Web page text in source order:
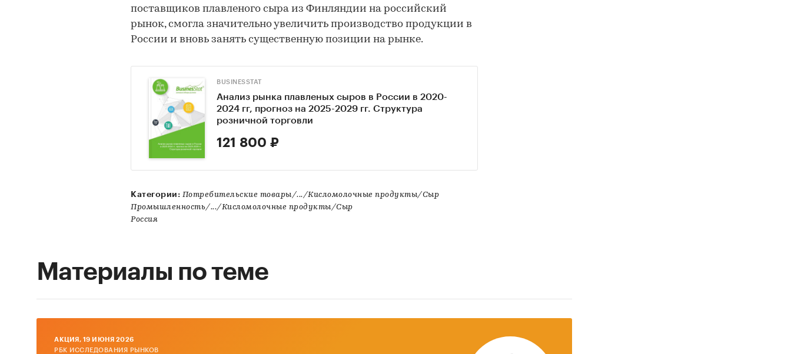
поставщиков плавленого сыра из Финляндии на российский
рынок, смогла значительно увеличить производство продукции в
России и вновь занять существенную позиции на рынке.
BUSINESSTAT
Анализ рынка плавленых сыров в России в 2020-
2024 гг, прогноз на 2025-2029 гг. Структура
розничной торговли
121 800 ₽
Категории: Потребительские товары/.../Кисломолочные продукты/Сыр
Промышленность/.../Кисломолочные продукты/Сыр
Россия
Материалы по теме
AКЦИЯ, 19 ИЮНЯ 2026
РБК ИССЛЕДОВАНИЯ РЫНКОВ